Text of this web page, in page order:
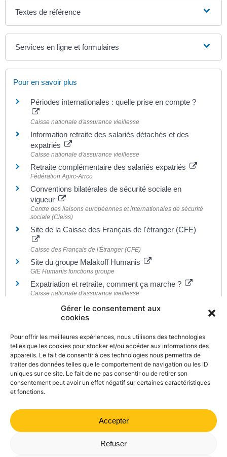
Gérer le consentement aux
cookies
Pour offrir les meilleures expériences, nous utilisons des technologies
telles que les cookies pour stocker et/ou accéder aux informations des
appareils. Le fait de consentir à ces technologies nous permettra de
traiter des données telles que le comportement de navigation ou les ID
uniques sur ce site. Le fait de ne pas consentir ou de retirer son
consentement peut avoir un effet négatif sur certaines caractéristiques
et fonctions.
Accepter
Refuser
Textes de référence
Services en ligne et formulaires
Pour en savoir plus
Périodes internationales : quelle prise en compte ?
Caisse nationale d'assurance vieillesse
Information retraite des salariés détachés et des
expatriés
Caisse nationale d'assurance vieillesse
Retraite complémentaire des salariés expatriés
Fédération Agirc-Arrco
Conventions bilatérales de sécurité sociale en
vigueur
Centre des liaisons européennes et internationales de sécurité
sociale (Cleiss)
Site de la Caisse des Français de l'étranger (CFE)
Caisse des Français de l'Étranger (CFE)
Site du groupe Malakoff Humanis
GIE Humanis fonctions groupe
Expatriation et retraite, comment ça marche ?
Caisse nationale d'assurance vieillesse
Foire aux questions : Brexit - les incidences sur votre
sociale (Cleiss)
Caisse des français de l'étranger : Guide d'adhésion
Caisse des Français de l'Étranger (CFE)
© Direction de l'information légale et administrative
comarquage developpé par